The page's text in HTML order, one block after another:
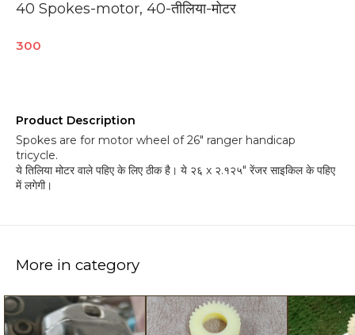
40 Spokes-motor, 40-तीलिया-मोटर
300
Product Description
Spokes are for motor wheel of 26" ranger handicap
tricycle.
ये तिलिया मोटर वाले पहिए के लिए ठीक है। ये २६ x २.१२५" रेंजर साइकिल के पहिए
में लगेगी।
More in category